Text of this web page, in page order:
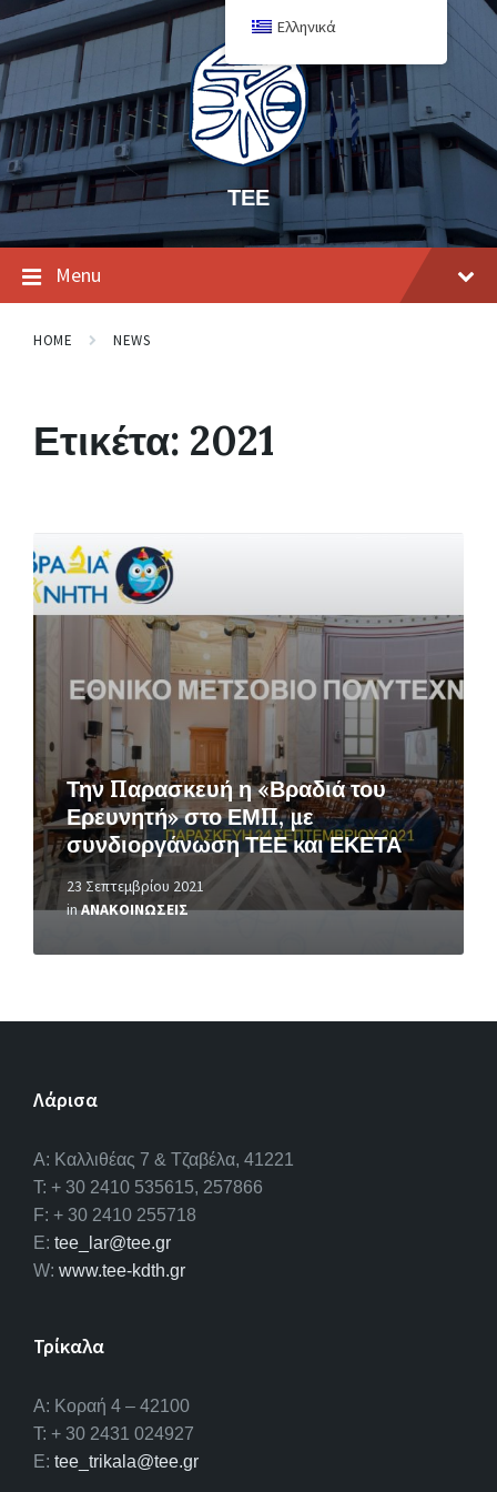
ΤΕΕ
Menu
HOME NEWS
Ετικέτα: 2021
Την Παρασκευή η «Βραδιά του
Ερευνητή» στο ΕΜΠ, με
συνδιοργάνωση ΤΕΕ και ΕΚΕΤΑ
23 Σεπτεμβρίου 2021
inΑΝΑΚΟΙΝΩΣΕΙΣ
Περισσότερα
Λάρισα
A: Καλλιθέας 7 & Τζαβέλα, 41221
T: + 30 2410 535615, 257866
F: + 30 2410 255718
E: tee_lar@tee.gr
W: www.tee-kdth.gr
Τρίκαλα
Α: Κοραή 4 – 42100
T: + 30 2431 024927
E: tee_trikala@tee.gr
Ελληνικά